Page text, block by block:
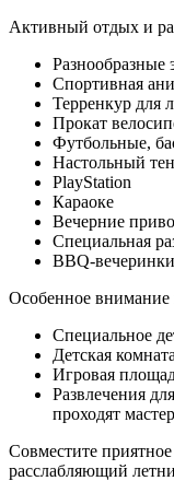
Активный отдых и
Спортивная
Терренкур для
Прокат
Футбольные,
Настольный
PlayStation
Караоке
Вечерние
Специальная
BBQ-вечеринки
Особенное внимание
Специальное
Детская комната
Игровая
Развлечения
проходят
Совместите
расслабляющий